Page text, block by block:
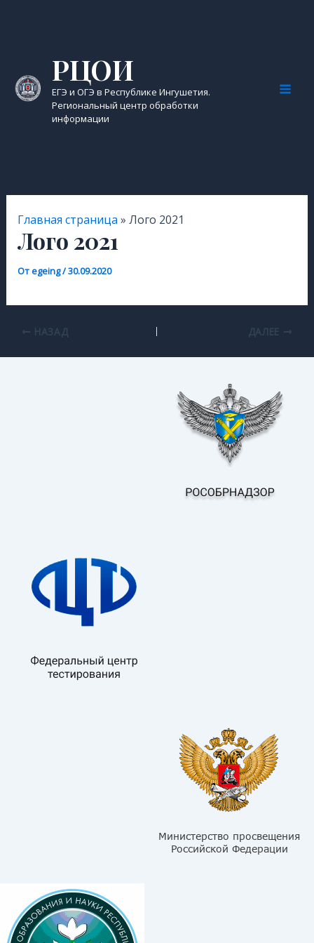
РЦОИ
ЕГЭ и ОГЭ в Республике Ингушетия.
Региональный центр обработки
информации
Главная страница » Лого 2021
Лого 2021
Отegeing/30.09.2020
НАЗАД ДАЛЕЕ